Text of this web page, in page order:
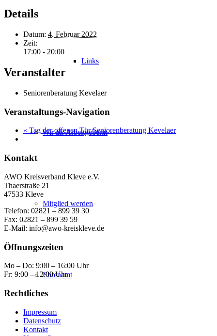
Links
Wir als Arbeitgeberin
Mitglied werden
Ehrenamt
Details
Datum: 4. Februar 2022
Zeit:
17:00 - 20:00
Veranstalter
Seniorenberatung Kevelaer
Veranstaltungs-Navigation
« Tag der offenen Tür Seniorenberatung Kevelaer
Kontakt
AWO Kreisverband Kleve e.V.
Thaerstraße 21
47533 Kleve
Telefon: 02821 – 899 39 30
Fax: 02821 – 899 39 59
E-Mail: info@awo-kreiskleve.de
Öffnungszeiten
Mo – Do: 9:00 – 16:00 Uhr
Fr: 9:00 – 12:00 Uhr
Rechtliches
Impressum
Datenschutz
Kontakt